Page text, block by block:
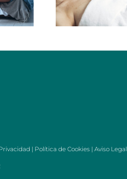
| Política de Cookies | Aviso Legal